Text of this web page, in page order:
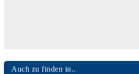
Auch zu finden in..